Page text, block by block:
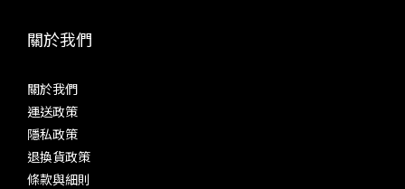
關於我們
關於我們
運送政策
隱私政策
退換貨政策
條款與細則